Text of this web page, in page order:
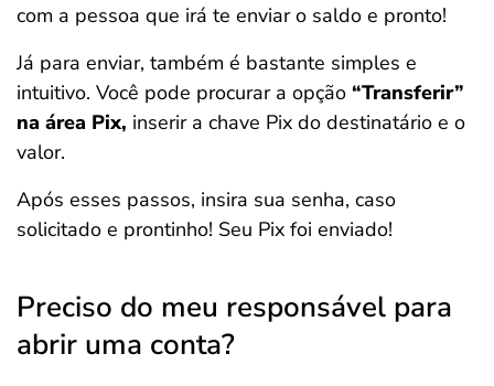
com a pessoa que irá te enviar o saldo e pronto!
Já para enviar, também é bastante simples e
intuitivo. Você pode procurar a opção “Transferir”
na área Pix, inserir a chave Pix do destinatário e o
valor.
Após esses passos, insira sua senha, caso
solicitado e prontinho! Seu Pix foi enviado!
Preciso do meu responsável para
abrir uma conta?